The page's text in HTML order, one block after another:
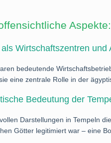
als Wirtschaftszentren und
bedeutende
eine zentrale Rolle in der
Bedeutung der
Darstellungen in Tempeln
Götter legitimiert war – eine